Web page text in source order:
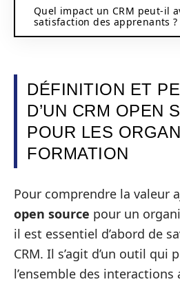
Quel impact un CRM peut-il
satisfaction des apprenants ?
DÉFINITION ET
D’UN CRM OPEN
POUR LES
FORMATION
Pour comprendre la valeur
open source pour un
il est essentiel d’abord de
CRM. Il s’agit d’un outil qui
l’ensemble des interactions